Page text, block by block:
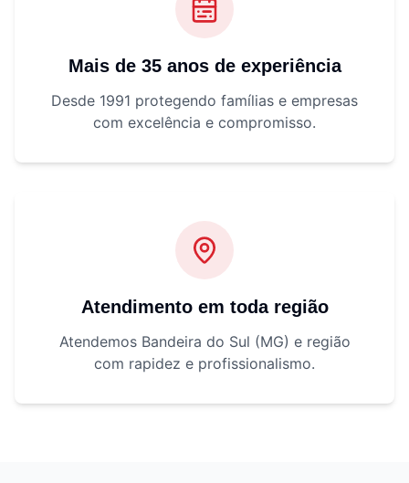
Mais de 35 anos de experiência
Desde 1991 protegendo famílias e empresas
com excelência e compromisso.
Atendimento em toda região
Atendemos Bandeira do Sul (MG) e região
com rapidez e profissionalismo.